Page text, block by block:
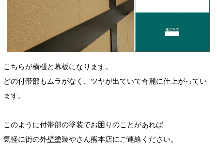
こちらが横樋と幕板になります。
どの付帯部もムラがなく、ツヤが出ていて奇麗に仕上がってい
ます。
このように付帯部の塗装でお困りのことがあれば
気軽に街の外壁塗装やさん熊本店にご連絡ください。